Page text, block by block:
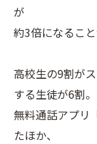
が
約3倍になるこ
高校生の9割が
する生徒が6割。
無料通話アプリ
たほか、